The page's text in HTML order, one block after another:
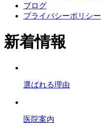
ブログ
プライバシーポリシー
新着情報
選ばれる理由
医院案内